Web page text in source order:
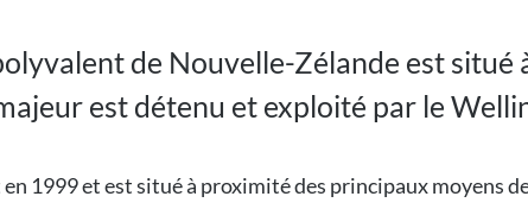
de Nouvelle-Zélande est
est détenu et exploité par le
1999 et est situé à proximité des principaux moyens